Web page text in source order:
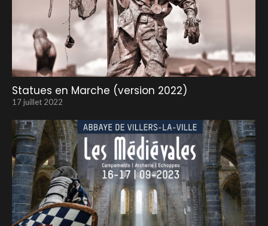
Statues en Marche (version 2022)
17 juillet 2022